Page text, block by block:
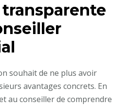
souhait de ne plus avoir
avantages concrets. En
au conseiller de comprendre